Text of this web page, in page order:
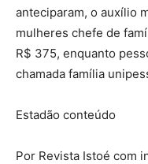
anteciparam, o auxílio
mulheres chefe de
R$ 375, enquanto
chamada família
Estadão conteúdo
Por Revista Istoé com